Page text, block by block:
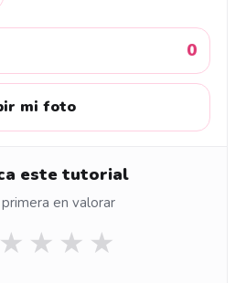
0
mi foto
este tutorial
en valorar
★ ★ ★ ★